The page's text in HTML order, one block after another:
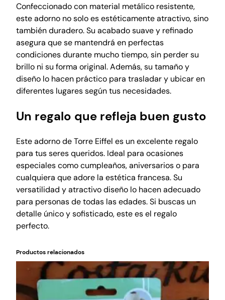
n
t
i
d
a
d
Confeccionado con material metálico resistente,
este adorno no solo es estéticamente atractivo, sino
también duradero. Su acabado suave y refinado
asegura que se mantendrá en perfectas
condiciones durante mucho tiempo, sin perder su
brillo ni su forma original. Además, su tamaño y
diseño lo hacen práctico para trasladar y ubicar en
diferentes lugares según tus necesidades.
Un regalo que refleja buen gusto
Este adorno de Torre Eiffel es un excelente regalo
para tus seres queridos. Ideal para ocasiones
especiales como cumpleaños, aniversarios o para
cualquiera que adore la estética francesa. Su
versatilidad y atractivo diseño lo hacen adecuado
para personas de todas las edades. Si buscas un
detalle único y sofisticado, este es el regalo
perfecto.
Productos relacionados